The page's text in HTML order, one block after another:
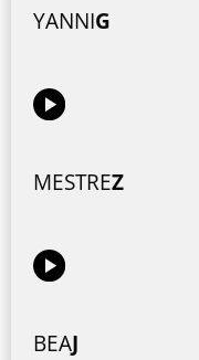
YANNIG
MESTREZ
BEAJ